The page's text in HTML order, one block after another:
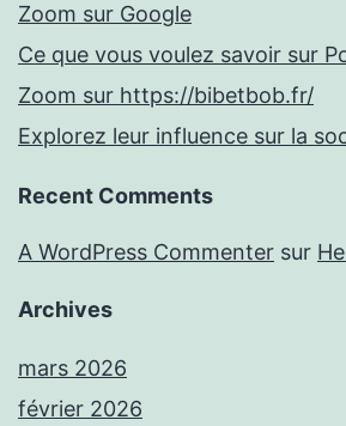
Zoom sur Google
Ce que vous voulez savoir sur
Zoom sur https://bibetbob.fr/
Explorez leur influence sur la
Recent Comments
A WordPress Commenter sur
Archives
mars 2026
février 2026